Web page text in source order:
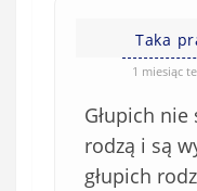
Taka
1 miesiąc
Głupich
rodzą i są
głupich